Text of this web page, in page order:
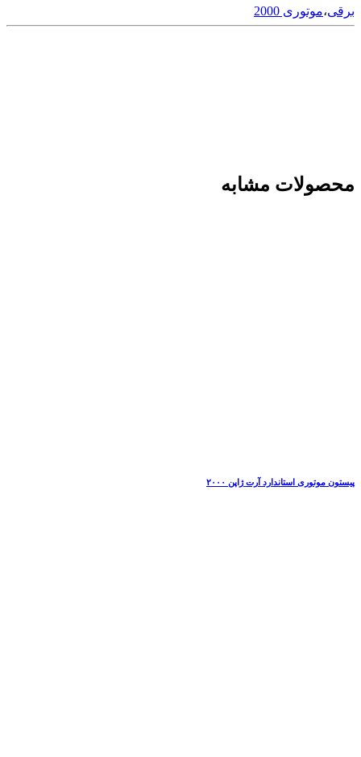
برقی،موتوری 2000
محصولات مشابه
پیستون موتوری استاندارد آرت ژاپن ۲۰۰۰